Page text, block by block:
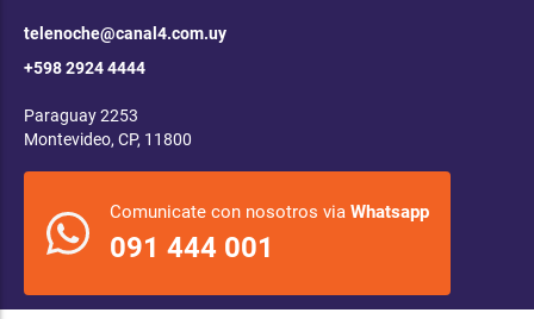
telenoche@canal4.com.uy
+598 2924 4444
Paraguay 2253
Montevideo, CP, 11800
Comunicate con nosotros via Whatsapp
091 444 001